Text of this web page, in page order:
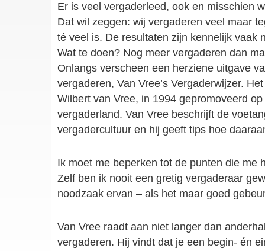
Er is veel vergaderleed, ook en misschien
Dat wil zeggen: wij vergaderen veel maar
té veel is. De resultaten zijn kennelijk vaak
Wat te doen? Nog meer vergaderen dan
Onlangs verscheen een herziene uitgave
vergaderen, Van Vree’s Vergaderwijzer.
Wilbert van Vree, in 1994 gepromoveerd
vergaderland. Van Vree beschrijft de
vergadercultuur en hij geeft tips hoe
Ik moet me beperken tot de punten die me
Zelf ben ik nooit een gretig vergaderaar
noodzaak ervan – als het maar goed
Van Vree raadt aan niet langer dan
vergaderen. Hij vindt dat je een begin- én